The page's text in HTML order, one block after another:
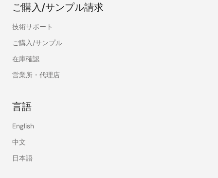
ご購入/サンプル請求
技術サポート
ご購入/サンプル
在庫確認
営業所・代理店
言語
English
中文
日本語